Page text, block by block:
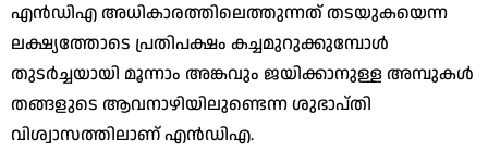
എന്‍ഡിഎ അധികാരത്തിലെത്തുന്നത് തടയുകയെന്ന
ലക്ഷ്യത്തോടെ പ്രതിപക്ഷം കച്ചമുറുക്കുമ്പോള്‍
തുടര്‍ച്ചയായി മൂന്നാം അങ്കവും ജയിക്കാനുള്ള അമ്പുകള്‍
തങ്ങളുടെ ആവനാഴിയിലുണ്ടെന്ന ശുഭാപ്തി
വിശ്വാസത്തിലാണ് എന്‍ഡിഎ.